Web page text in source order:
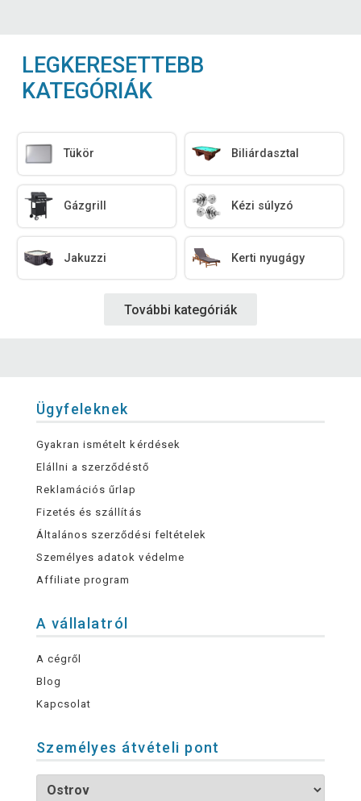
LEGKERESETTEBB
KATEGÓRIÁK
Tükör Biliárdasztal
Gázgrill Kézi súlyzó
Jakuzzi Kerti nyugágy
További kategóriák
Ügyfeleknek
Gyakran ismételt kérdések
Elállni a szerződéstő
Reklamációs űrlap
Fizetés és szállítás
Általános szerződési feltételek
Személyes adatok védelme
Affiliate program
A vállalatról
A cégről
Blog
Kapcsolat
Személyes átvételi pont